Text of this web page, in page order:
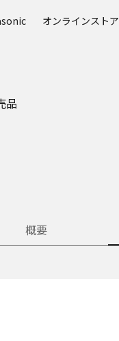
オンラインストア
品
概要